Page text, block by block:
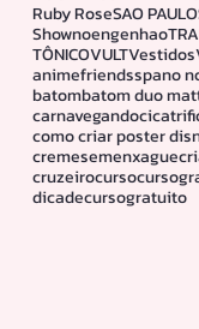
RESGATEIRESUMO
ROCK IN COVERRbd
Ruby RoseSAO PAULO
Shownoengenhao
TÔNICOVULTVestidos
animefriendsspano
batombatom duo
carnavegando
como criar poster
cremesemenxague